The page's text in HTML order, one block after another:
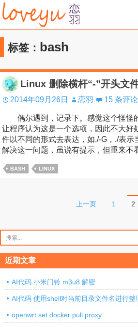
跳
过
内
容标签： bash
Linux 删除横杆“-”开头文
2014年09月26日 恋羽 15 条评论
偶尔遇到，记录下。感觉这个怪怪
让程序认为这是一个选项，因此不大好
件以不同的形式去表达，如./-G，./表示
解决这一问题，虽说有提示，但重来不
BASH LINUX
分
页
上一页 1 2
索：
近期文章
AI代码 小米门铃 m3u8 解密
AI代码 使用shell对当前目录文件名进行整
openwrt set docker pull proxy